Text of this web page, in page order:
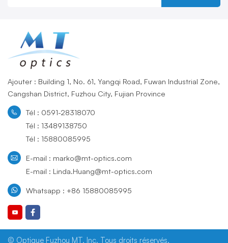
Ajouter : Building 1, No. 61, Yangqi Road, Fuwan Industrial Zone,
Cangshan District, Fuzhou City, Fujian Province
Tél : 0591-28318070
Tél : 13489138750
Tél : 15880085995
E-mail : marko@mt-optics.com
E-mail : Linda.Huang@mt-optics.com
Whatsapp : +86 15880085995
© Optique Fuzhou MT, Inc. Tous droits réservés.